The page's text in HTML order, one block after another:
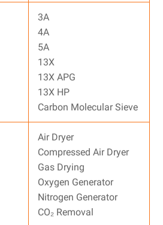
3A
4A
5A
13X
13X APG
13X HP
Carbon Molecular Sieve
Air Dryer
Compressed Air Dryer
Gas Drying
Oxygen Generator
Nitrogen Generator
CO₂ Removal